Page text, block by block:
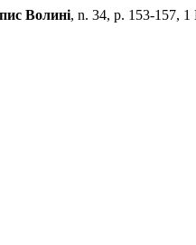
Волині, n. 34, p. 153-157, 1